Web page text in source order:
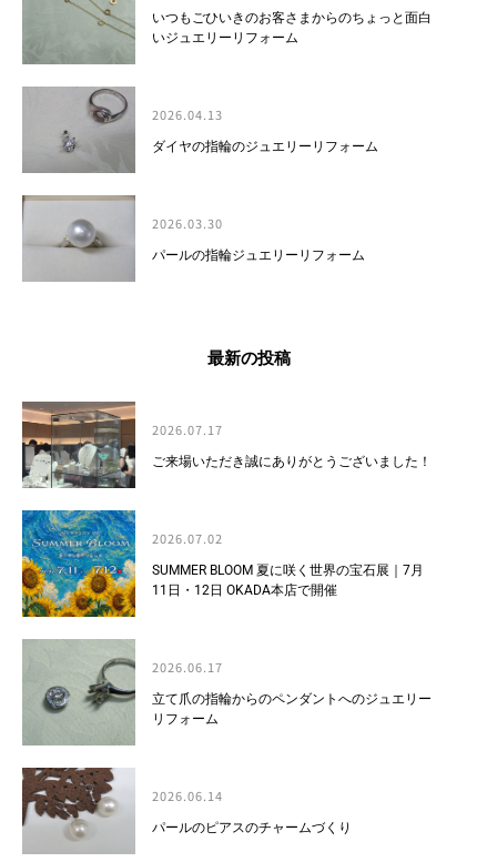
いつもごひいきのお客さまからのちょっと面白
いジュエリーリフォーム
2026.04.13
ダイヤの指輪のジュエリーリフォーム
2026.03.30
パールの指輪ジュエリーリフォーム
最新の投稿
2026.07.17
ご来場いただき誠にありがとうございました！
2026.07.02
SUMMER BLOOM 夏に咲く世界の宝石展｜7月
11日・12日 OKADA本店で開催
2026.06.17
立て爪の指輪からのペンダントへのジュエリー
リフォーム
2026.06.14
パールのピアスのチャームづくり